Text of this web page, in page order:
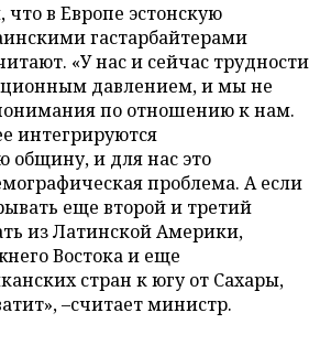
что в Европе эстонскую
гастарбайтерами
«У нас и сейчас трудности
давлением, и мы не
по отношению к нам.
интегрируются
общину, и для нас это
проблема. А если
еще второй и третий
из Латинской Америки,
Востока и еще
стран к югу от Сахары,
–считает министр.